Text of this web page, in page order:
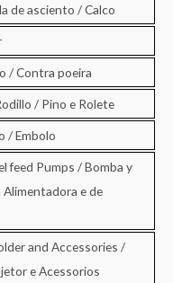
de asciento / Calco
/ Contra poeira
/ Pino e Rolete
/ Embolo
feed Pumps / Bomba y
e de
and Accessories /
e Acessorios